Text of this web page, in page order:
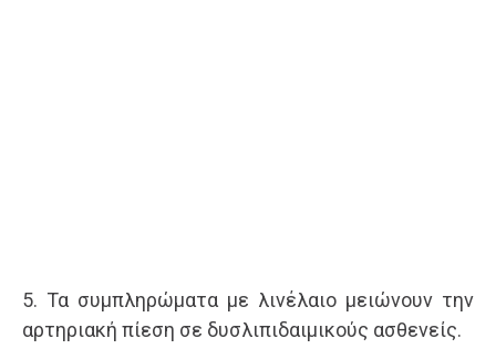
5. Τα συμπληρώματα με λινέλαιο μειώνουν την
αρτηριακή πίεση σε δυσλιπιδαιμικούς ασθενείς.